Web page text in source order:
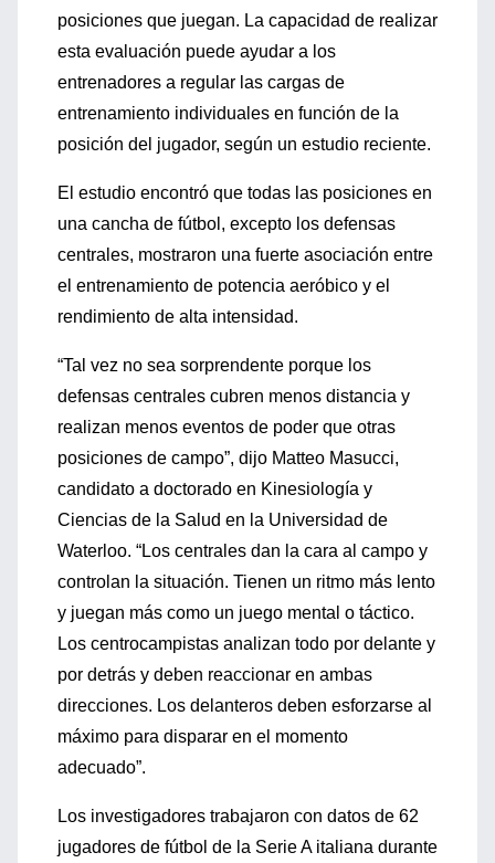
posiciones que juegan. La capacidad de realizar
esta evaluación puede ayudar a los
entrenadores a regular las cargas de
entrenamiento individuales en función de la
posición del jugador, según un estudio reciente.
El estudio encontró que todas las posiciones en
una cancha de fútbol, ​​excepto los defensas
centrales, mostraron una fuerte asociación entre
el entrenamiento de potencia aeróbico y el
rendimiento de alta intensidad.
“Tal vez no sea sorprendente porque los
defensas centrales cubren menos distancia y
realizan menos eventos de poder que otras
posiciones de campo”, dijo Matteo Masucci,
candidato a doctorado en Kinesiología y
Ciencias de la Salud en la Universidad de
Waterloo. “Los centrales dan la cara al campo y
controlan la situación. Tienen un ritmo más lento
y juegan más como un juego mental o táctico.
Los centrocampistas analizan todo por delante y
por detrás y deben reaccionar en ambas
direcciones. Los delanteros deben esforzarse al
máximo para disparar en el momento
adecuado”.
Los investigadores trabajaron con datos de 62
jugadores de fútbol de la Serie A italiana durante